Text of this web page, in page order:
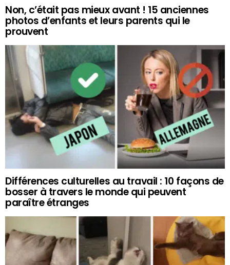
Non, c’était pas mieux avant ! 15 anciennes
photos d’enfants et leurs parents qui le
prouvent
Différences culturelles au travail : 10 façons de
bosser à travers le monde qui peuvent
paraître étranges